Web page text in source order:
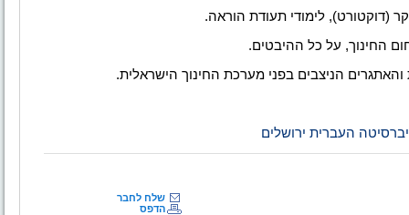
(דוקטורט), לימודי תעודת הוראה.
החינוך, על כל ההיבטים.
הניצבים בפני מערכת החינוך הישראלית.
העברית ירושלים
שלח לחבר
הדפס